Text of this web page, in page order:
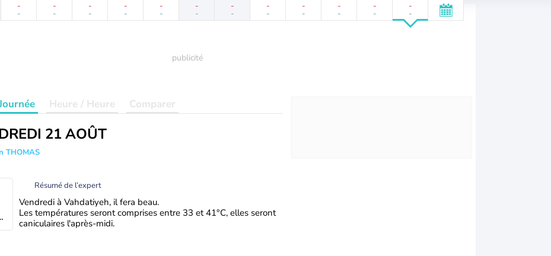
-
-
-
-
-
-
-
-
-
-
-
-
-
-
-
-
-
-
-
-
-
-
-
-
Heure / Heure Comparer
21 AOÛT
THOMAS
l'étranger
Résumé de l’expert
Vendredi à Vahdatiyeh, il fera beau.
Les températures seront comprises entre 33 et 41°C, elles seront
caniculaires l'après-midi.